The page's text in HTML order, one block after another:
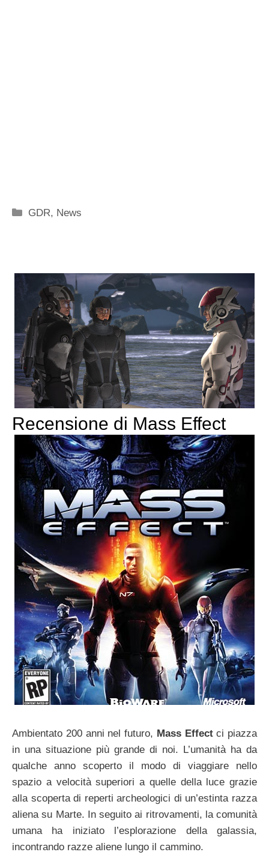
Categorie
GDR, News
Recensione di Mass Effect
Ambientato 200 anni nel futuro, Mass Effectci piazza
in una situazione più grande di noi. L’umanità ha da
qualche anno scoperto il modo di viaggiare nello
spazio a velocità superiori a quelle della luce grazie
alla scoperta di reperti archeologici di un’estinta razza
aliena su Marte. In seguito ai ritrovamenti, la comunità
umana ha iniziato l’esplorazione della galassia,
incontrando razze aliene lungo il cammino.